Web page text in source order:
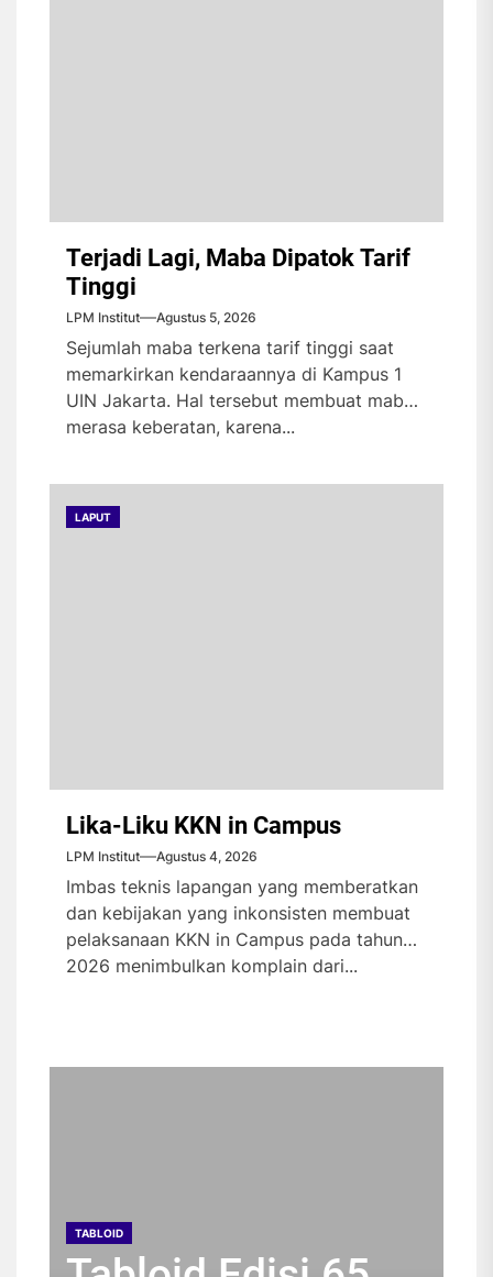
Terjadi Lagi, Maba Dipatok Tarif
Tinggi
LPM Institut Agustus 5, 2026
Sejumlah maba terkena tarif tinggi saat
memarkirkan kendaraannya di Kampus 1
UIN Jakarta. Hal tersebut membuat maba
merasa keberatan, karena...
LAPUT
Lika-Liku KKN in Campus
LPM Institut Agustus 4, 2026
Imbas teknis lapangan yang memberatkan
dan kebijakan yang inkonsisten membuat
pelaksanaan KKN in Campus pada tahun
2026 menimbulkan komplain dari...
TABLOID
TABLOID
TABLOID
TABLOID